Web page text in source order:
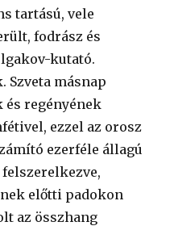
tartású, vele
fodrász és
kutató.
Szveta másnap
regényének
ezzel az orosz
ezerféle állagú
előtti padokon
az összhang